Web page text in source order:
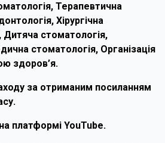
Терапевтична
Хірургічна
стоматологія,
стоматологія, Організація
здоров’я.
за отриманим посиланням
платформі YouTube.